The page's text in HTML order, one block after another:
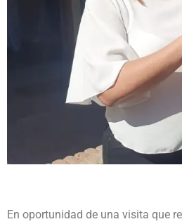
En oportunidad de una visita que